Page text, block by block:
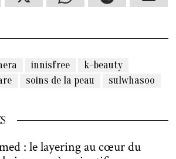
innisfree
k-beauty
soins de la peau sulwhasoo
: le layering au cœur du